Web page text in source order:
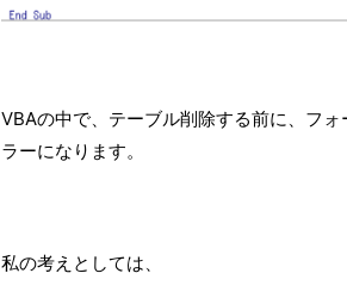
VBAの中で、テーブル削除する前に、フ
ラーになります。
私の考えとしては、